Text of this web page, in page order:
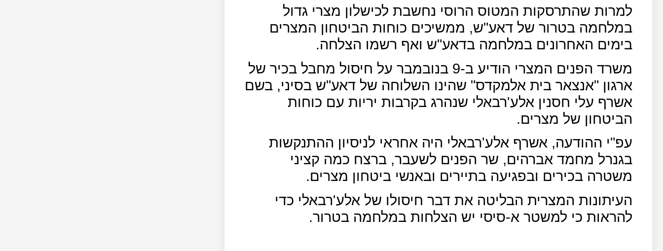
למרות שהתרסקות המטוס הרוסי נחשבת לכישלון מצרי גדול
במלחמה בטרור של דאע"ש, ממשיכים כוחות הביטחון המצרים
בימים האחרונים במלחמה בדאע"ש ואף רשמו הצלחה.
משרד הפנים המצרי הודיע ב-9 בנובמבר על חיסול מחבל בכיר של
ארגון "אנצאר בית אלמקדס" שהינו השלוחה של דאע"ש בסיני, בשם
אשרף עלי חסנין אלע'רבאלי שנהרג בקרבות יריות עם כוחות
הביטחון של מצרים.
עפ"י ההודעה, אשרף אלע'רבאלי היה אחראי לניסיון ההתנקשות
בגנרל מחמד אברהים, שר הפנים לשעבר, ברצח כמה קציני
משטרה בכירים ובפגיעה בתיירים ובאנשי ביטחון מצרים.
העיתונות המצרית הבליטה את דבר חיסולו של אלע'רבאלי כדי
להראות כי למשטר א-סיסי יש הצלחות במלחמה בטרור.